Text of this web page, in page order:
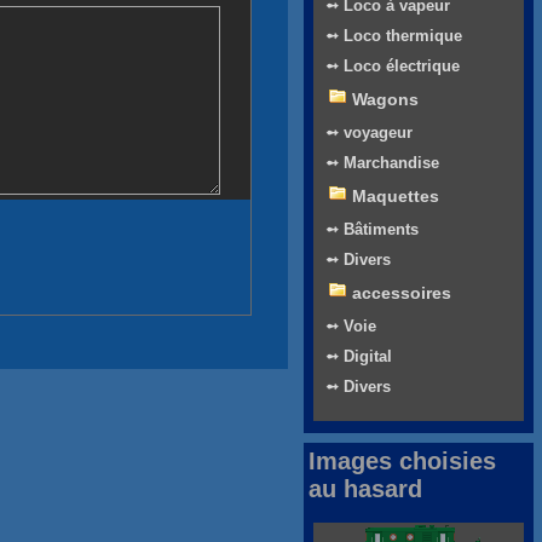
➻ Loco à vapeur
➻ Loco thermique
➻ Loco électrique
Wagons
➻ voyageur
➻ Marchandise
Maquettes
➻ Bâtiments
➻ Divers
accessoires
➻ Voie
➻ Digital
➻ Divers
Images choisies
au hasard